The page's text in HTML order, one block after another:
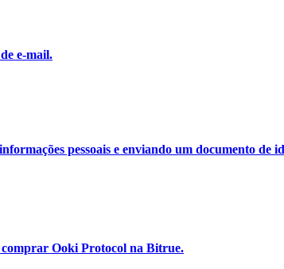
etc.
e-mail.
pessoais e enviando um documento de
comprar Ooki Protocol na Bitrue.